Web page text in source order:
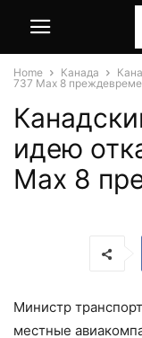
Home Канада
737 Max 8
идею
Max 8
Министр
местные